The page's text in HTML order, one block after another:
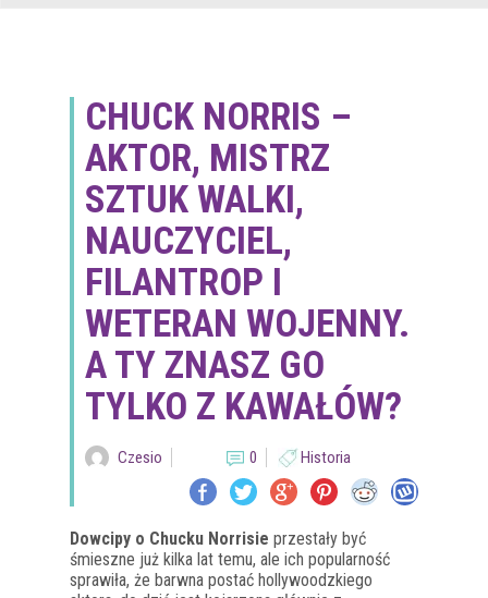
CHUCK NORRIS –
AKTOR, MISTRZ
SZTUK WALKI,
NAUCZYCIEL,
FILANTROP I
WETERAN WOJENNY.
A TY ZNASZ GO
TYLKO Z KAWAŁÓW?
Czesio 0 Historia
Dowcipy o Chucku Norrisie przestały być
śmieszne już kilka lat temu, ale ich popularność
sprawiła, że barwna postać hollywoodzkiego